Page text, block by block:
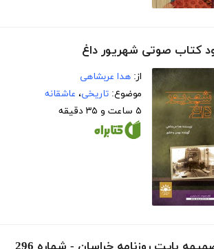
کتاب صوتی شهریور داغ
از: هدا عربشاهی
موضوع: تاریخی، عاشقانه
۵ ساعت و ۳۵ دقیقه